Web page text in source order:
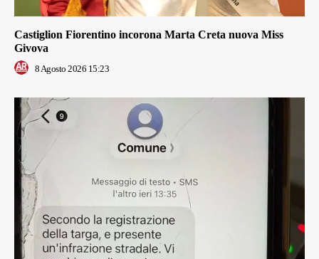
Castiglion Fiorentino incorona Marta Creta nuova Miss
Givova
8 Agosto 2026 15:23